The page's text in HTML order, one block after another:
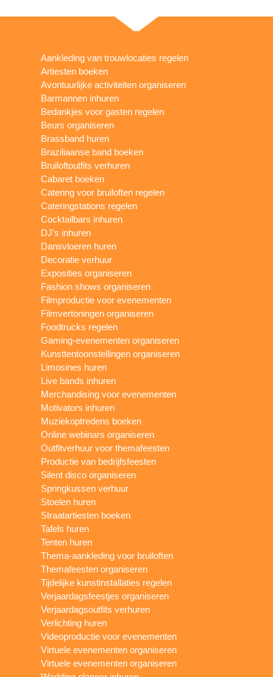
Aankleding van trouwlocaties regelen
Artiesten boeken
Avontuurlijke activiteiten organiseren
Barmannen inhuren
Bedankjes voor gasten regelen
Beurs organiseren
Brassband huren
Braziliaanse band boeken
Bruiloftoutfits verhuren
Cabaret boeken
Catering voor bruiloften regelen
Cateringstations regelen
Cocktailbars inhuren
DJ's inhuren
Dansvloeren huren
Decoratie verhuur
Exposities organiseren
Fashion shows organiseren
Filmproductie voor evenementen
Filmvertoningen organiseren
Foodtrucks regelen
Gaming-evenementen organiseren
Kunsttentoonstellingen organiseren
Limosines huren
Live bands inhuren
Merchandising voor evenementen
Motivators inhuren
Muziekoptredens boeken
Online webinars organiseren
Outfitverhuur voor themafeesten
Productie van bedrijfsfeesten
Silent disco organiseren
Springkussen verhuur
Stoelen huren
Straatartiesten boeken
Tafels huren
Tenten huren
Thema-aankleding voor bruiloften
Themafeesten organiseren
Tijdelijke kunstinstallaties regelen
Verjaardagsfeestjes organiseren
Verjaardagsoutfits verhuren
Verlichting huren
Videoproductie voor evenementen
Virtuele evenementen organiseren
Virtuele evenementen organiseren